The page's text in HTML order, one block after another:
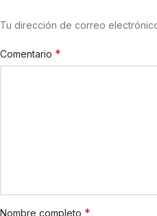
Tu dirección de correo
Comentario *
Nombre completo *